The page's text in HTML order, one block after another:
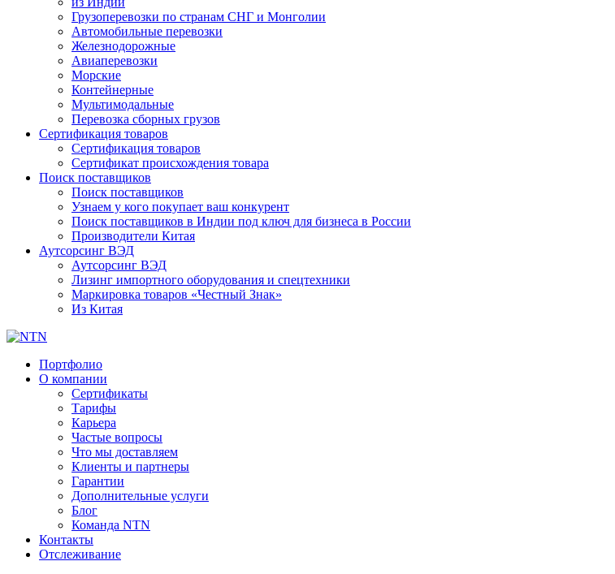
Грузоперевозки по странам СНГ и Монголии
Автомобильные перевозки
Железнодорожные
Авиаперевозки
Морские
Контейнерные
Мультимодальные
Перевозка сборных грузов
Сертификация товаров
Сертификация товаров
Сертификат происхождения товара
Поиск поставщиков
Поиск поставщиков
Узнаем у кого покупает ваш конкурент
Поиск поставщиков в Индии под ключ для бизнеса в России
Производители Китая
Аутсорсинг ВЭД
Аутсорсинг ВЭД
Лизинг импортного оборудования и спецтехники
Маркировка товаров «Честный Знак»
Из Китая
Портфолио
О компании
Сертификаты
Тарифы
Карьера
Частые вопросы
Что мы доставляем
Клиенты и партнеры
Гарантии
Дополнительные услуги
Блог
Команда NTN
Контакты
Отслеживание